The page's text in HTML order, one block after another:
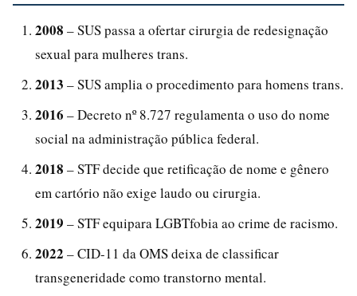
2008 – SUS passa a ofertar cirurgia de redesignação
sexual para mulheres trans.
2013 – SUS amplia o procedimento para homens trans.
2016 – Decreto nº 8.727 regulamenta o uso do nome
social na administração pública federal.
2018 – STF decide que retificação de nome e gênero
em cartório não exige laudo ou cirurgia.
2019 – STF equipara LGBTfobia ao crime de racismo.
2022 – CID-11 da OMS deixa de classificar
transgeneridade como transtorno mental.